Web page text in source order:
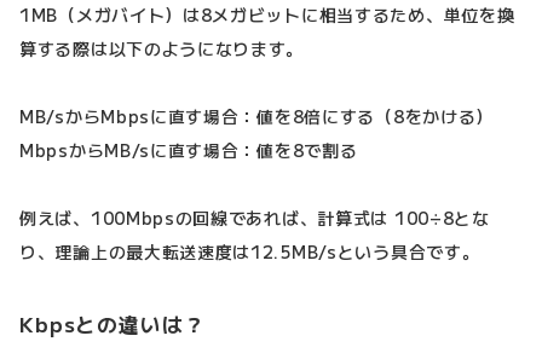
1MB（メガバイト）は8メガビットに相当するため、単位を換
算する際は以下のようになります。
MB/sからMbpsに直す場合：値を8倍にする（8をかける）
MbpsからMB/sに直す場合：値を8で割る
例えば、100Mbpsの回線であれば、計算式は 100÷8とな
り、理論上の最大転送速度は12.5MB/sという具合です。
Kbpsとの違いは？